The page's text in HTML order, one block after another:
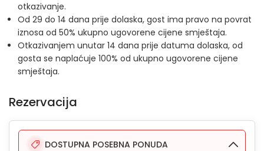
otkazivanje.
Od 29 do 14 dana prije dolaska, gost ima pravo na povrat
iznosa od 50% ukupno ugovorene cijene smještaja.
Otkazivanjem unutar 14 dana prije datuma dolaska, od
gosta se naplaćuje 100% od ukupno ugovorene cijene
smještaja.
Rezervacija
DOSTUPNA POSEBNA PONUDA